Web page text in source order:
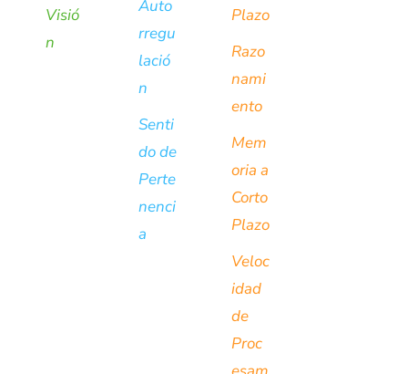
Visió
n
Auto
rregu
lació
n
Senti
do de
Perte
nenci
a
Plazo
Razo
nami
ento
Mem
oria a
Corto
Plazo
Veloc
idad
de
Proc